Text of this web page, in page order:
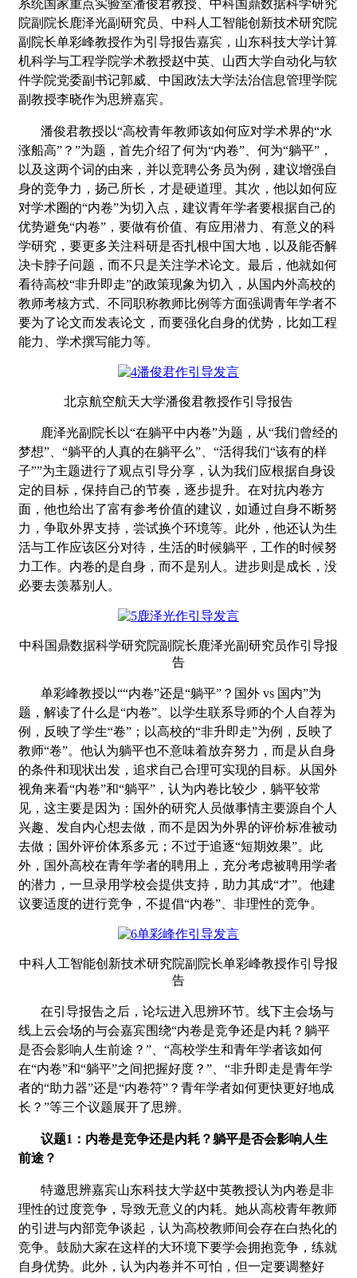
系统国家重点实验室潘俊君教授、中科国鼎数据科学研究
院副院长鹿泽光副研究员、中科人工智能创新技术研究院
副院长单彩峰教授作为引导报告嘉宾，山东科技大学计算
机科学与工程学院学术教授赵中英、山西大学自动化与软
件学院党委副书记郭威、中国政法大学法治信息管理学院
副教授李晓作为思辨嘉宾。
潘俊君教授以“高校青年教师该如何应对学术界的“水
涨船高”？”为题，首先介绍了何为“内卷”、何为“躺平”，
以及这两个词的由来，并以竞聘公务员为例，建议增强自
身的竞争力，扬己所长，才是硬道理。其次，他以如何应
对学术圈的“内卷”为切入点，建议青年学者要根据自己的
优势避免“内卷”，要做有价值、有应用潜力、有意义的科
学研究，要更多关注科研是否扎根中国大地，以及能否解
决卡脖子问题，而不只是关注学术论文。最后，他就如何
看待高校“非升即走”的政策现象为切入，从国内外高校的
教师考核方式、不同职称教师比例等方面强调青年学者不
要为了论文而发表论文，而要强化自身的优势，比如工程
能力、学术撰写能力等。
北京航空航天大学潘俊君教授作引导报告
鹿泽光副院长以“在躺平中内卷”为题，从“我们曾经的
梦想”、“躺平的人真的在躺平么”、“活得我们“该有的样
子””为主题进行了观点引导分享，认为我们应根据自身设
定的目标，保持自己的节奏，逐步提升。在对抗内卷方
面，他也给出了富有参考价值的建议，如通过自身不断努
力，争取外界支持，尝试换个环境等。此外，他还认为生
活与工作应该区分对待，生活的时候躺平，工作的时候努
力工作。内卷的是自身，而不是别人。进步则是成长，没
必要去羡慕别人。
中科国鼎数据科学研究院副院长鹿泽光副研究员作引导报
告
单彩峰教授以““内卷”还是“躺平”？国外 vs 国内”为
题，解读了什么是“内卷”。以学生联系导师的个人自荐为
例，反映了学生“卷” ；以高校的“非升即走”为例，反映了
教师“卷”。他认为躺平也不意味着放弃努力，而是从自身
的条件和现状出发，追求自己合理可实现的目标。从国外
视角来看“内卷”和“躺平” ，认为内卷比较少，躺平较常
见，这主要是因为：国外的研究人员做事情主要源自个人
兴趣、发自内心想去做，而不是因为外界的评价标准被动
去做；国外评价体系多元；不过于追逐“短期效果”。此
外，国外高校在青年学者的聘用上，充分考虑被聘用学者
的潜力，一旦录用学校会提供支持，助力其成“才”。他建
议要适度的进行竞争，不提倡“内卷”、非理性的竞争。
中科人工智能创新技术研究院副院长单彩峰教授作引导报
告
在引导报告之后，论坛进入思辨环节。线下主会场与
线上云会场的与会嘉宾围绕“内卷是竞争还是内耗？躺平
是否会影响人生前途？”、“高校学生和青年学者该如何
在“内卷”和“躺平”之间把握好度？ ”、“非升即走是青年学
者的“助力器”还是“内卷符” ？青年学者如何更快更好地成
长？”等三个议题展开了思辨。
议题1 ：内卷是竞争还是内耗？躺平是否会影响人生
前途？
特邀思辨嘉宾山东科技大学赵中英教授认为内卷是非
理性的过度竞争，导致无意义的内耗。她从高校青年教师
的引进与内部竞争谈起，认为高校教师间会存在白热化的
竞争。鼓励大家在这样的大环境下要学会拥抱竞争，练就
自身优势。此外，认为内卷并不可怕，但一定要调整好